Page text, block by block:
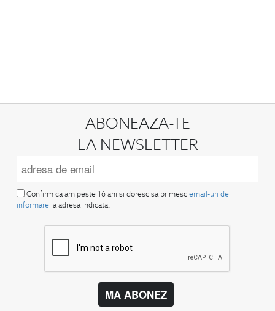
ABONEAZA-TE
LA NEWSLETTER
Confirm ca am peste 16 ani si doresc sa primesc email-uri de
informare la adresa indicata.
MA ABONEZ